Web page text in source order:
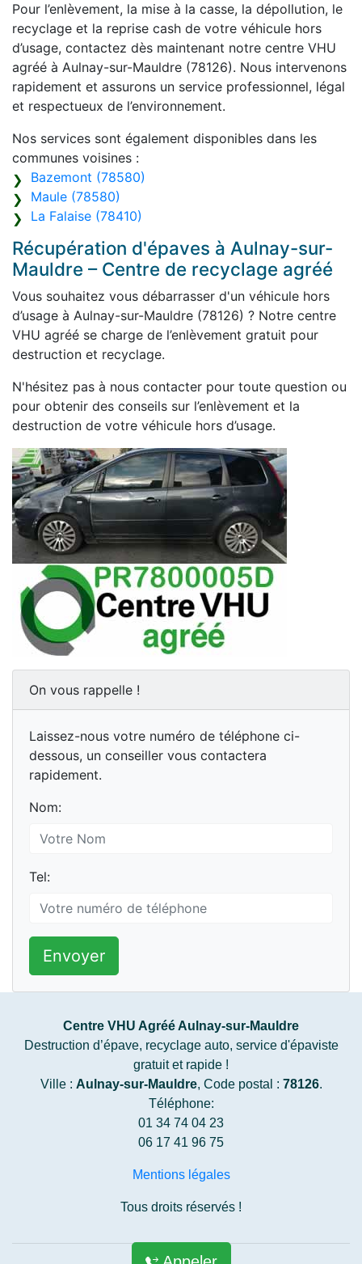
Pour l’enlèvement, la mise à la casse, la dépollution, le
recyclage et la reprise cash de votre véhicule hors
d’usage, contactez dès maintenant notre centre VHU
agréé à Aulnay-sur-Mauldre (78126). Nous intervenons
rapidement et assurons un service professionnel, légal
et respectueux de l’environnement.
Nos services sont également disponibles dans les
communes voisines :
Bazemont (78580)
Maule (78580)
La Falaise (78410)
Récupération d'épaves à Aulnay-sur-
Mauldre – Centre de recyclage agréé
Vous souhaitez vous débarrasser d'un véhicule hors
d’usage à Aulnay-sur-Mauldre (78126) ? Notre centre
VHU agréé se charge de l’enlèvement gratuit pour
destruction et recyclage.
N'hésitez pas à nous contacter pour toute question ou
pour obtenir des conseils sur l’enlèvement et la
destruction de votre véhicule hors d’usage.
On vous rappelle !
Laissez-nous votre numéro de téléphone ci-
dessous, un conseiller vous contactera
rapidement.
Nom:
Tel:
Envoyer
Centre VHU Agréé Aulnay-sur-Mauldre
Destruction d’épave, recyclage auto, service d'épaviste
gratuit et rapide !
Ville : Aulnay-sur-Mauldre, Code postal : 78126.
Téléphone:
01 34 74 04 23
06 17 41 96 75
Mentions légales
Tous droits réservés !